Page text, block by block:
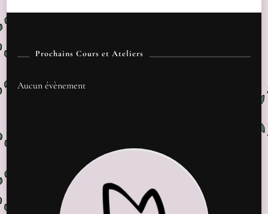
Prochains Cours et Ateliers
Aucun évènement